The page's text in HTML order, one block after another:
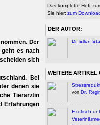
Der
geht es nach
sich
Bei
denen sie
Tierärztin
Erfahrungen
Das komplette Heft
Sie hier: zum Download
DER AUTOR:
Dr. Ellen
WEITERE ARTIKEL
von Dr.
Exotisch